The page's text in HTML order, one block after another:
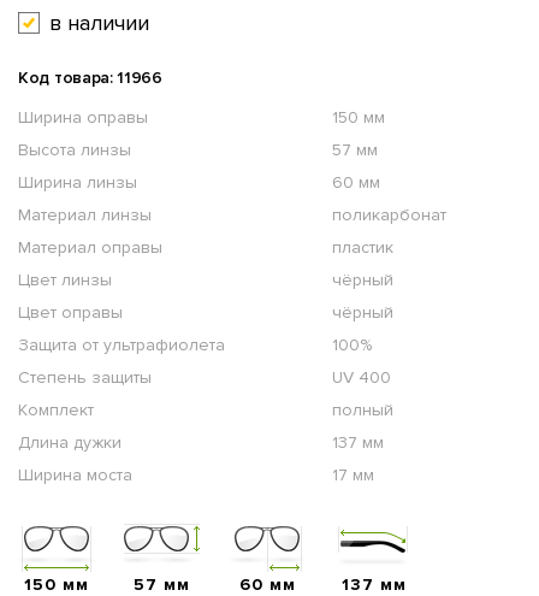
в наличии
Код товара: 11966
Ширина оправы
150 мм
Высота линзы
57 мм
Ширина линзы
60 мм
Материал линзы
поликарбонат
Материал оправы
пластик
Цвет линзы
чёрный
Цвет оправы
чёрный
Защита от ультрафиолета
100%
Степень защиты
UV 400
Комплект
полный
Длина дужки
137 мм
Ширина моста
17 мм
150 мм 57 мм 60 мм 137 мм